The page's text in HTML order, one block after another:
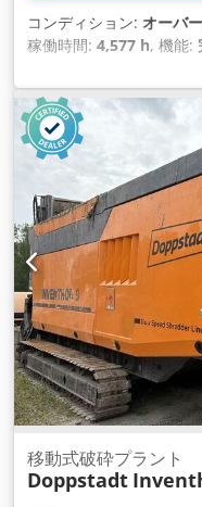
コンディション: オーバ
稼働時間: 4,577 h, 機能:
,
移動式破砕プラント
Doppstadt